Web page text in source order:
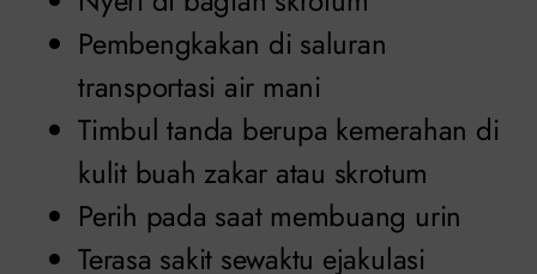
Pembengkakan di saluran
transportasi air mani
Timbul tanda berupa kemerahan di
kulit buah zakar atau skrotum
Perih pada saat membuang urin
Terasa sakit sewaktu ejakulasi